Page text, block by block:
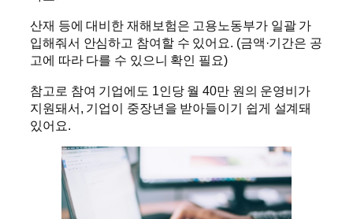
산재 등에 대비한 재해보험은 고용노동부가 일괄 가
입해줘서 안심하고 참여할 수 있어요. (금액·기간은 공
고에 따라 다를 수 있으니 확인 필요)
참고로 참여 기업에도 1인당 월 40만 원의 운영비가
지원돼서, 기업이 중장년을 받아들이기 쉽게 설계돼
있어요.